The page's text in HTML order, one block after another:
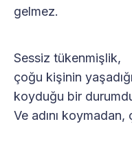
gelmez.
Sessiz tükenmişlik,
çoğu kişinin
koyduğu bir
Ve adını